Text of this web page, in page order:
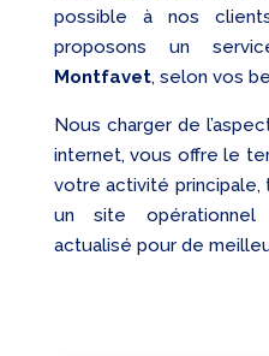
possible à nos
proposons un
Montfavet, selon vos
Nous charger de
internet, vous offre le
votre activité principale,
un site
actualisé pour de